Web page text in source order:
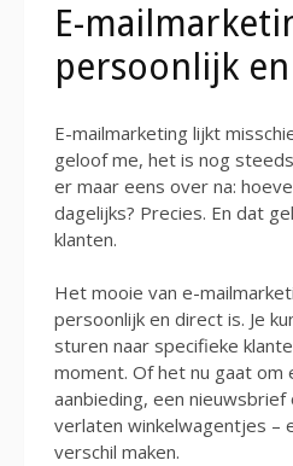
E-
persoonlijk
E-mailmarketing lijkt
geloof me, het is nog
er maar eens over na:
dagelijks? Precies. En dat
klanten.
Het mooie van e-
persoonlijk en direct is. Je
sturen naar specifieke
moment. Of het nu gaat om
aanbieding, een nieuwsbrief
verlaten winkelwagentjes –
verschil maken.